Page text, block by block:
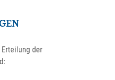
der